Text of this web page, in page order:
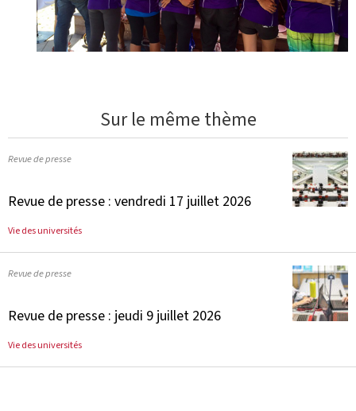
Sur le même thème
Revue de presse
Revue de presse : vendredi 17 juillet 2026
Vie des universités
Revue de presse
Revue de presse : jeudi 9 juillet 2026
Vie des universités